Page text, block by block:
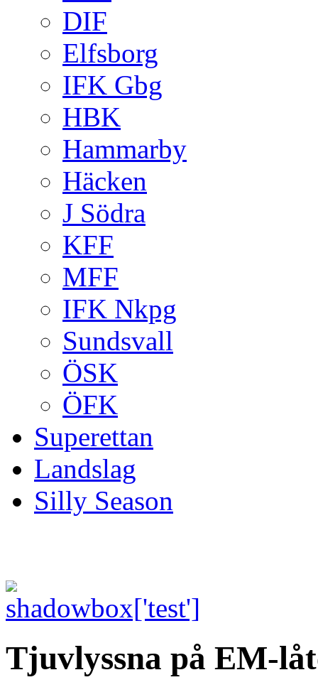
DIF
Elfsborg
IFK Gbg
HBK
Hammarby
Häcken
J Södra
KFF
MFF
IFK Nkpg
Sundsvall
ÖSK
ÖFK
Superettan
Landslag
Silly Season
Tjuvlyssna på EM-